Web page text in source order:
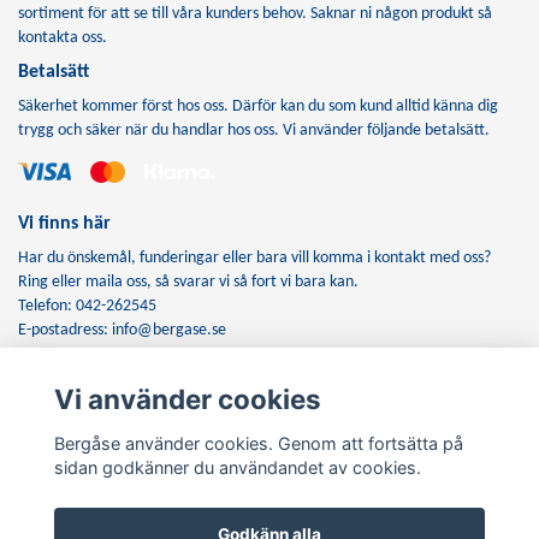
sortiment för att se till våra kunders behov. Saknar ni någon produkt så
kontakta oss.
Betalsätt
Säkerhet kommer först hos oss. Därför kan du som kund alltid känna dig
trygg och säker när du handlar hos oss. Vi använder följande betalsätt.
Vi finns här
Har du önskemål, funderingar eller bara vill komma i kontakt med oss?
Ring eller maila oss, så svarar vi så fort vi bara kan.
Telefon: 042-262545
E-postadress: info@bergase.se
Anmäl dig till vårt nyhetsbrev
Prenumerera
Vi använder cookies
Bergåse använder cookies. Genom att fortsätta på
sidan godkänner du användandet av cookies.
Godkänn alla